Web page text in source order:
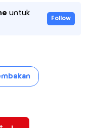
untuk
Follow